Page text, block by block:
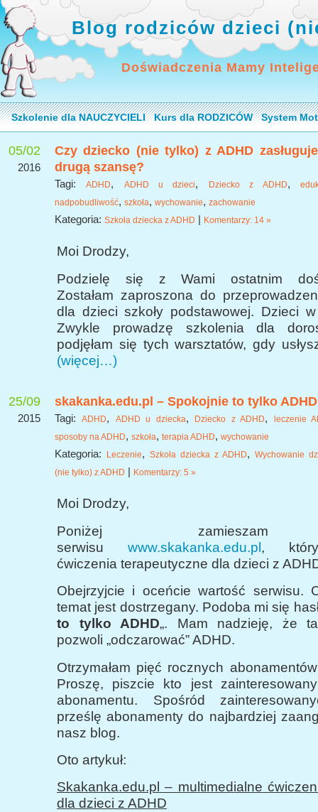
Blog rodziców dzieci
Doświadczenia Mamy
Szkolenie dla NAUCZYCIELI Kurs dla RODZICÓW System
05/02
2016
Czy dziecko (nie tylko) z ADHD
drugą szansę?
Tagi:ADHD, ADHD u dzieci, Dziecko z ADHD,
nadpobudliwość, szkoła, wychowanie, zachowanie
Kategoria: Szkoła dziecka z ADHD | Komentarzy: 14 »
Moi Drodzy,
Podzielę się z Wami ostatnim
Zostałam zaproszona do
dla dzieci szkoły podstawowej. Dzieci
Zwykle prowadzę szkolenia dla
podjęłam się tych warsztatów, gdy
(więcej…)
25/09
2015
skakanka.edu.pl – Spokojnie to tylko ADHD
Tagi:ADHD, ADHD u dziecka, Dziecko z ADHD,
leczenie
sposoby na ADHD, szkoła, terapia ADHD, wychowanie
Kategoria: Leczenie, Szkoła dziecka z ADHD, Wychowanie
(nie tylko) z ADHD | Komentarzy: 5 »
Moi Drodzy,
Poniżej zamieszam
serwisu www.skakanka.edu.pl, który
ćwiczenia terapeutyczne dla dzieci z
Obejrzyjcie i oceńcie wartość serwisu.
temat jest dostrzegany. Podoba mi się
to tylko ADHD„. Mam nadzieję, że
pozwoli „odczarować” ADHD.
Otrzymałam pięć rocznych
Proszę, piszcie kto jest
abonamentu. Spośród
prześlę abonamenty do najbardziej
nasz blog.
Oto artykuł:
Skakanka.edu.pl – multimedialne
dla dzieci z ADHD